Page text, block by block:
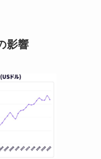
影響